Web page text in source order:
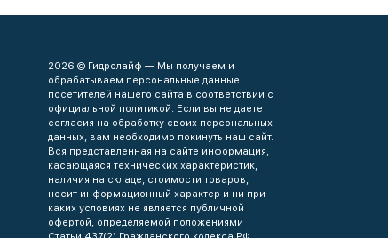
2026 © Гидролайф — Мы получаем и
обрабатываем персональные данные
посетителей нашего сайта в соответствии с
официальной политикой. Если вы не даете
согласия на обработку своих персональных
данных, вам необходимо покинуть наш сайт.
Вся представленная на сайте информация,
касающаяся технических характеристик,
наличия на складе, стоимости товаров,
носит информационный характер и ни при
каких условиях не является публичной
офертой, определяемой положениями